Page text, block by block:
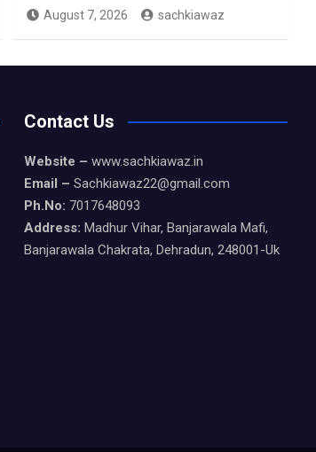
August 7, 2026 sachkiawaz
Contact Us
Website – www.sachkiawaz.in
Email – Sachkiawaz22@gmail.com
Ph.No: 7017648093
Address: Madhur Vihar, Banjarawala Mafi,
Banjarawala Chakrata, Dehradun, 248001-Uk